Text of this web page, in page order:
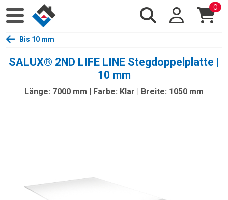
0
Bis 10 mm
SALUX® 2ND LIFE LINE Stegdoppelplatte |
10 mm
Länge: 7000 mm | Farbe: Klar | Breite: 1050 mm